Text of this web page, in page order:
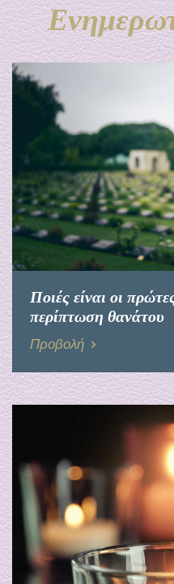
Ποιές είναι οι
περίπτωση θανάτου
Προβολή